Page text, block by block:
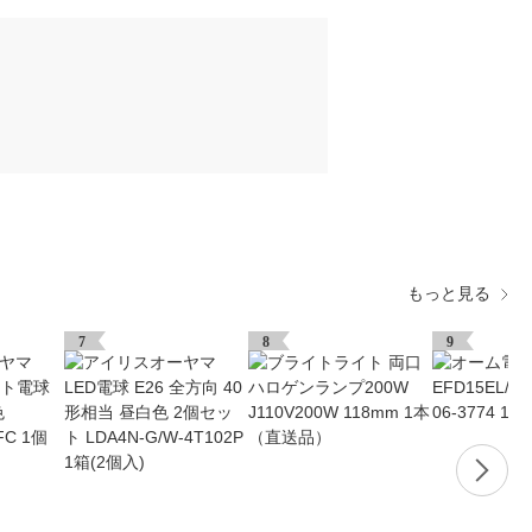
もっと見る
7 8 9